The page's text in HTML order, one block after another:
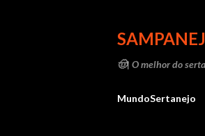
🤠| O melhor do
MundoSertanejo